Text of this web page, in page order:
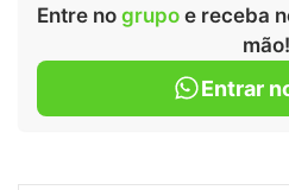
Entre no grupo e receba
mão!
Entrar